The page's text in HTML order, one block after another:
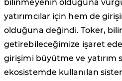
bilinmeyenin olduğuna
yatırımcılar için hem de
olduğuna değindi. Toker,
getirebileceğimize işaret
girişimi büyütme ve yatırım
ekosistemde kullanılan